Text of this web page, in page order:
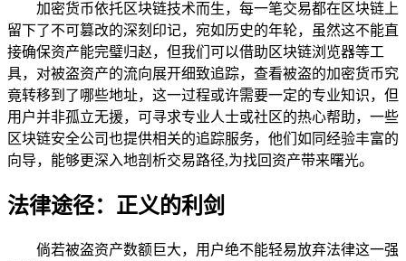
加密货币依托区块链技术而生，每一笔交易都在区块链上
留下了不可篡改的深刻印记，宛如历史的年轮，虽然这不能直
接确保资产能完璧归赵，但我们可以借助区块链浏览器等工
具，对被盗资产的流向展开细致追踪，查看被盗的加密货币究
竟转移到了哪些地址，这一过程或许需要一定的专业知识，但
用户并非孤立无援，可寻求专业人士或社区的热心帮助，一些
区块链安全公司也提供相关的追踪服务，他们如同经验丰富的
向导，能够更深入地剖析交易路径,为找回资产带来曙光。
法律途径：正义的利剑
倘若被盗资产数额巨大，用户绝不能轻易放弃法律这一强